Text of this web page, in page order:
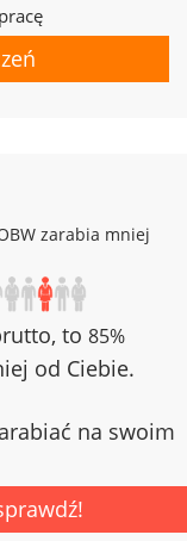
zarabia mniej
to 85%
od Ciebie.
na swoim